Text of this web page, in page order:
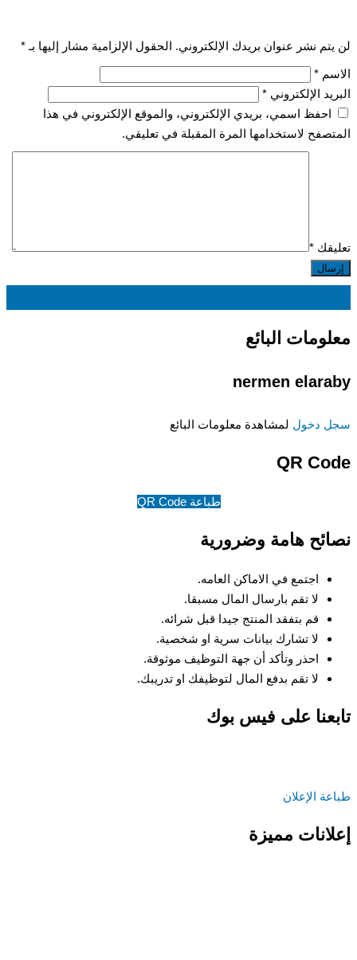
لن يتم نشر عنوان بريدك الإلكتروني. الحقول الإلزامية مشار إليها بـ *
الاسم *
البريد الإلكتروني *
احفظ اسمي، بريدي الإلكتروني، والموقع الإلكتروني في هذا
المتصفح لاستخدامها المرة المقبلة في تعليقي.
تعليقك *
معلومات البائع
nermen elaraby
سجل دخول لمشاهدة معلومات البائع
QR Code
طباعة QR Code
نصائح هامة وضرورية
اجتمع في الاماكن العامه.
لا تقم بارسال المال مسبقا.
قم بتفقد المنتج جيدا قبل شرائه.
لا تشارك بيانات سرية او شخصية.
احذر وتأكد أن جهة التوظيف موثوقة.
لا تقم بدفع المال لتوظيفك او تدريبك.
تابعنا على فيس بوك
طباعة الإعلان
إعلانات مميزة